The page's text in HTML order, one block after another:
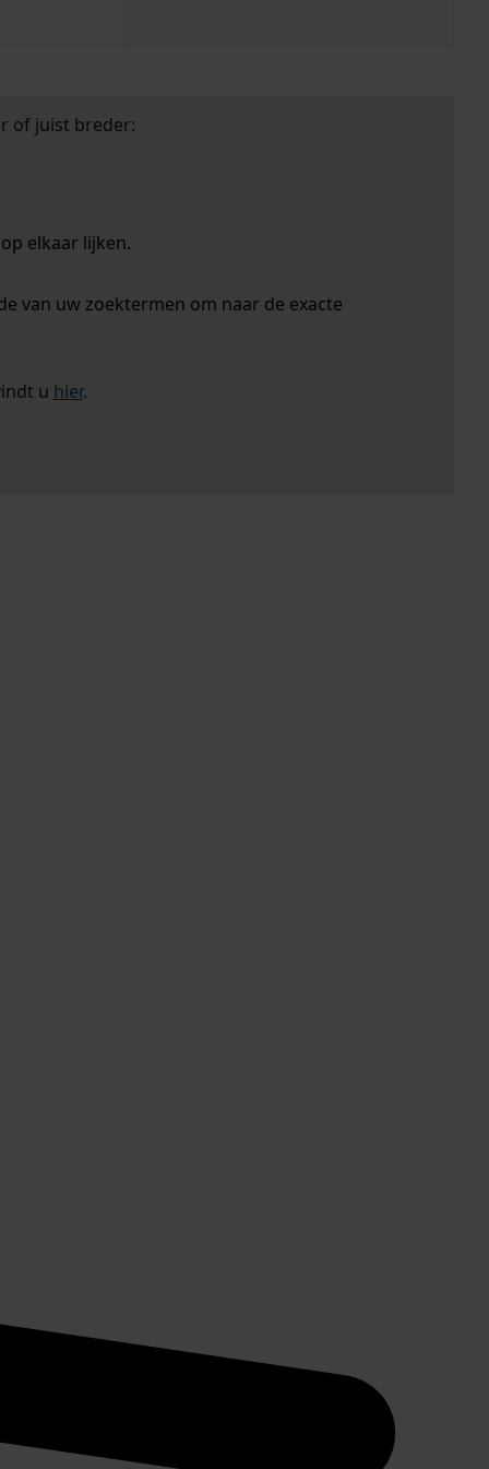
of juist breder:
elkaar lijken.
van uw zoektermen om naar de exacte
u hier.